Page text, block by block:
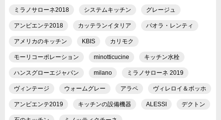
ミラノサローネ2018 システムキッチン グレージュ
アンビエンテ2018 カッテランイタリア パオラ・レンティ
アメリカのキッチン KBIS カリモク
モーリコーポレーション minotticucine キッチン水栓
ハンスグローエジャパン milano ミラノサローネ 2019
ヴィンテージ ウォームグレー アラペ ヴィレロイ＆ボッホ
アンビエンテ2019 キッチンの設備機器 ALESSI デクトン